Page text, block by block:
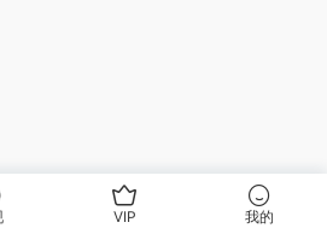
VIP 我的